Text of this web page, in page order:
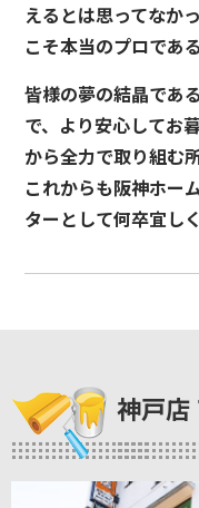
えるとは思ってなか
こそ本当のプロであ
皆様の夢の結晶であ
で、より安心してお
から全力で取り組む
これからも阪神ホー
ターとして何卒宜
神戸店